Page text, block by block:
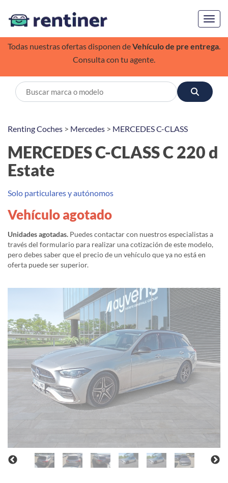
Todas nuestras ofertas disponen deVehículo de pre entrega.
Consulta con tu agente.
Renting Coches > Mercedes > MERCEDES C-CLASS
MERCEDES C-CLASS C 220 d
Estate
Solo particulares y autónomos
Vehículo agotado
Unidades agotadas. Puedes contactar con nuestros especialistas a
través del formulario para realizar una cotización de este modelo,
pero debes saber que el precio de un vehículo que ya no está en
oferta puede ser superior.